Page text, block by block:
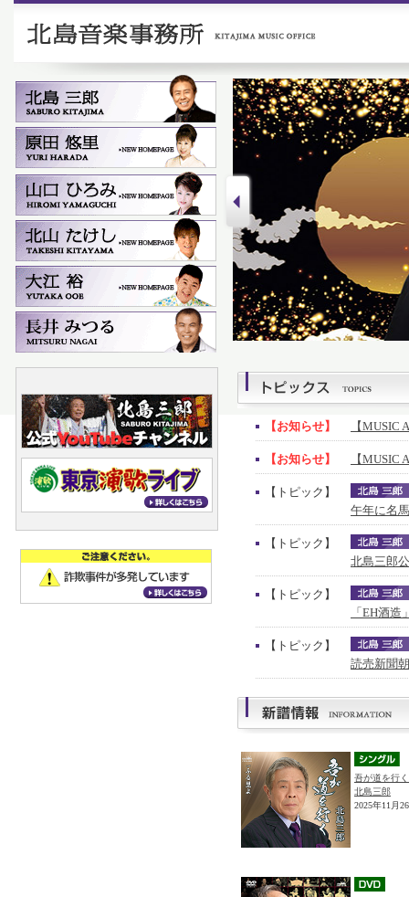
【お知らせ】 【MUSIC
【お知らせ】 【MUSIC
【トピック】
午年に名
【トピック】
北島三郎
【トピック】
「EH酒
【トピック】
読売新聞
吾が道を行く
北島三郎
2025年11月